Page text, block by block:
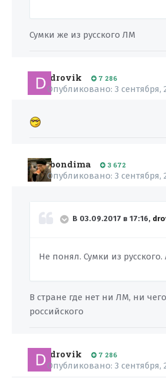
Сумки же из русского ЛМ
drovik 7 286
Опубликовано: 3 сентября,
bondima 3 672
Опубликовано: 3 сентября,
В 03.09.2017 в 17:16,
Не понял. Сумки из русского.
В стране где нет ни ЛМ, ни
российского
drovik 7 286
Опубликовано: 3 сентября,